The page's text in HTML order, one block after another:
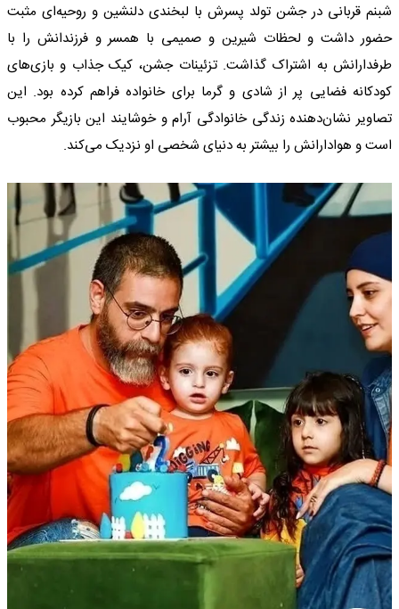
شبنم قربانی در جشن تولد پسرش با لبخندی دلنشین و روحیه‌ای مثبت
حضور داشت و لحظات شیرین و صمیمی با همسر و فرزندانش را با
طرفدارانش به اشتراک گذاشت. تزئینات جشن، کیک جذاب و بازی‌های
کودکانه فضایی پر از شادی و گرما برای خانواده فراهم کرده بود. این
تصاویر نشان‌دهنده زندگی خانوادگی آرام و خوشایند این بازیگر محبوب
است و هوادارانش را بیشتر به دنیای شخصی او نزدیک می‌کند.